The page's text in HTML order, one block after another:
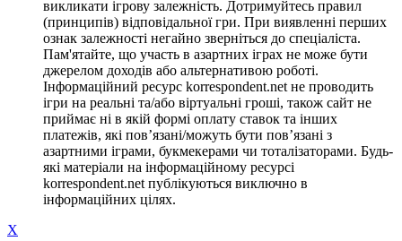
викликати ігрову залежність. Дотримуйтесь правил
(принципів) відповідальної гри. При виявленні перших
ознак залежності негайно зверніться до спеціаліста.
Пам'ятайте, що участь в азартних іграх не може бути
джерелом доходів або альтернативою роботі.
Інформаційний ресурс korrespondent.net не проводить
ігри на реальні та/або віртуальні гроші, також сайт не
приймає ні в якій формі оплату ставок та інших
платежів, які пов’язані/можуть бути пов’язані з
азартними іграми, букмекерами чи тоталізаторами. Будь-
які матеріали на інформаційному ресурсі
korrespondent.net публікуються виключно в
інформаційних цілях.
X